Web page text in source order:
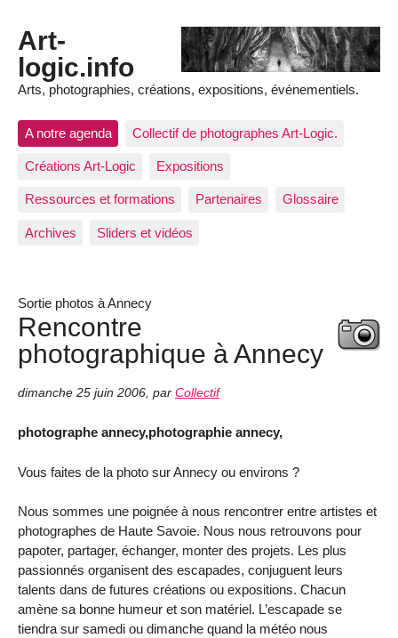
Art-
logic.info
Arts, photographies, créations, expositions, événementiels.
A notre agenda Collectif de photographes Art-Logic.
Créations Art-Logic Expositions
Ressources et formations Partenaires Glossaire
Archives Sliders et vidéos
Sortie photos à Annecy
Rencontre
photographique à Annecy
dimanche 25 juin 2006, par Collectif
photographe annecy,photographie annecy,
Vous faites de la photo sur Annecy ou environs ?
Nous sommes une poignée à nous rencontrer entre artistes et
photographes de Haute Savoie. Nous nous retrouvons pour
papoter, partager, échanger, monter des projets. Les plus
passionnés organisent des escapades, conjuguent leurs
talents dans de futures créations ou expositions. Chacun
amène sa bonne humeur et son matériel. L’escapade se
tiendra sur samedi ou dimanche quand la météo nous